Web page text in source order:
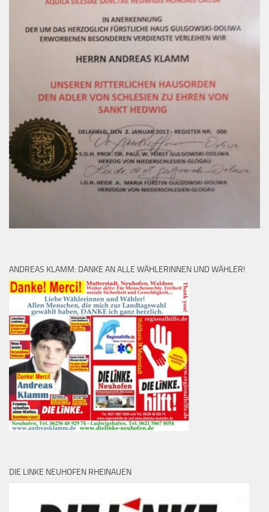
ANDREAS KLAMM: DANKE AN ALLE WÄHLERINNEN UND WÄHLER!
DIE LINKE NEUHOFEN RHEINAUEN